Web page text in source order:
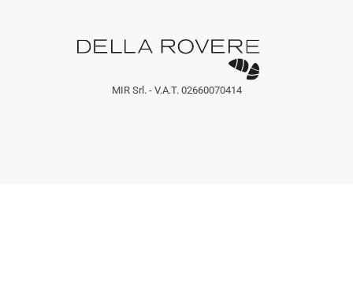
MIR Srl. - V.A.T. 02660070414